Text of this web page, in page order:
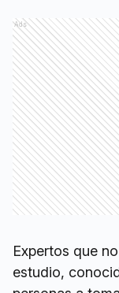
Ads
Expertos que
estudio,